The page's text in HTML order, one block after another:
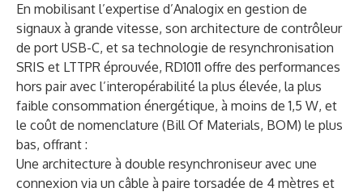
En mobilisant l’expertise d’Analogix en gestion de
signaux à grande vitesse, son architecture de contrôleur
de port USB-C, et sa technologie de resynchronisation
SRIS et LTTPR éprouvée, RD1011 offre des performances
hors pair avec l’interopérabilité la plus élevée, la plus
faible consommation énergétique, à moins de 1,5 W, et
le coût de nomenclature (Bill Of Materials, BOM) le plus
bas, offrant :
Une architecture à double resynchroniseur avec une
connexion via un câble à paire torsadée de 4 mètres et